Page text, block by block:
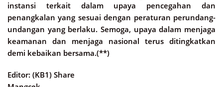
instansi terkait dalam upaya pencegahan dan
penangkalan yang sesuai dengan peraturan perundang-
undangan yang berlaku. Semoga, upaya dalam menjaga
keamanan dan menjaga nasional terus ditingkatkan
demi kebaikan bersama.(**)
Editor: (KB1) Share